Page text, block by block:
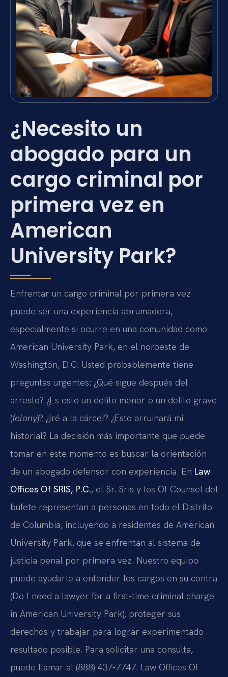
¿Necesito un
abogado para un
cargo criminal por
primera vez en
American
University Park?
Enfrentar un cargo criminal por primera vez
puede ser una experiencia abrumadora,
especialmente si ocurre en una comunidad como
American University Park, en el noroeste de
Washington, D.C. Usted probablemente tiene
preguntas urgentes: ¿Qué sigue después del
arresto? ¿Es esto un delito menor o un delito grave
(felony)? ¿Iré a la cárcel? ¿Esto arruinará mi
historial? La decisión más importante que puede
tomar en este momento es buscar la orientación
de un abogado defensor con experiencia. En Law
Offices Of SRIS, P.C., el Sr. Sris y los Of Counsel del
bufete representan a personas en todo el Distrito
de Columbia, incluyendo a residentes de American
University Park, que se enfrentan al sistema de
justicia penal por primera vez. Nuestro equipo
puede ayudarle a entender los cargos en su contra
(Do I need a lawyer for a first-time criminal charge
in American University Park), proteger sus
derechos y trabajar para lograr experimentado
resultado posible. Para solicitar una consulta,
puede llamar al (888) 437-7747. Law Offices Of